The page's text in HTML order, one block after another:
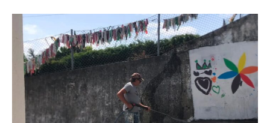
Acesso aos conteúdos Exclusivos para
assinantes
Ofertas para assinatura anual
Escolha o plano